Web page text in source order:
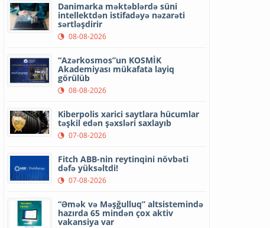
Danimarka məktəblərdə süni
intellektdən istifadəyə nəzarəti
sərtləşdirir
08-08-2026
“Azərkosmos”un KOSMİK
Akademiyası mükafata layiq
görülüb
08-08-2026
Kiberpolis xarici saytlara hücumlar
təşkil edən şəxsləri saxlayıb
07-08-2026
Fitch ABB-nin reytinqini növbəti
dəfə yüksəltdi!
07-08-2026
“Əmək və Məşğulluq” altsistemində
hazırda 65 mindən çox aktiv
vakansiya var